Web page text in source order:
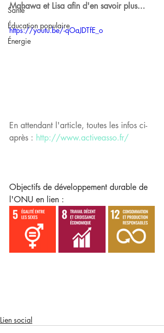
Santé
Éducation populaire
Énergie
Mahawa et Lisa afin d'en savoir plus...
https://youtu.be/-qOaJDTfE_o
En attendant l'article, toutes les infos ci-
après : http://www.activeasso.fr/
Objectifs de développement durable de
l'ONU en lien :
Lien social